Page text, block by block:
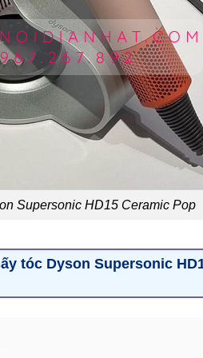
Supersonic HD15 Ceramic Pop
tóc Dyson Supersonic